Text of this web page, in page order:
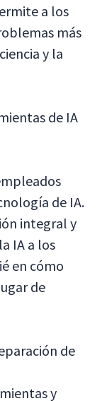
a los
más
y la
de IA
de IA.
integral y
IA a los
en cómo
de
de
y